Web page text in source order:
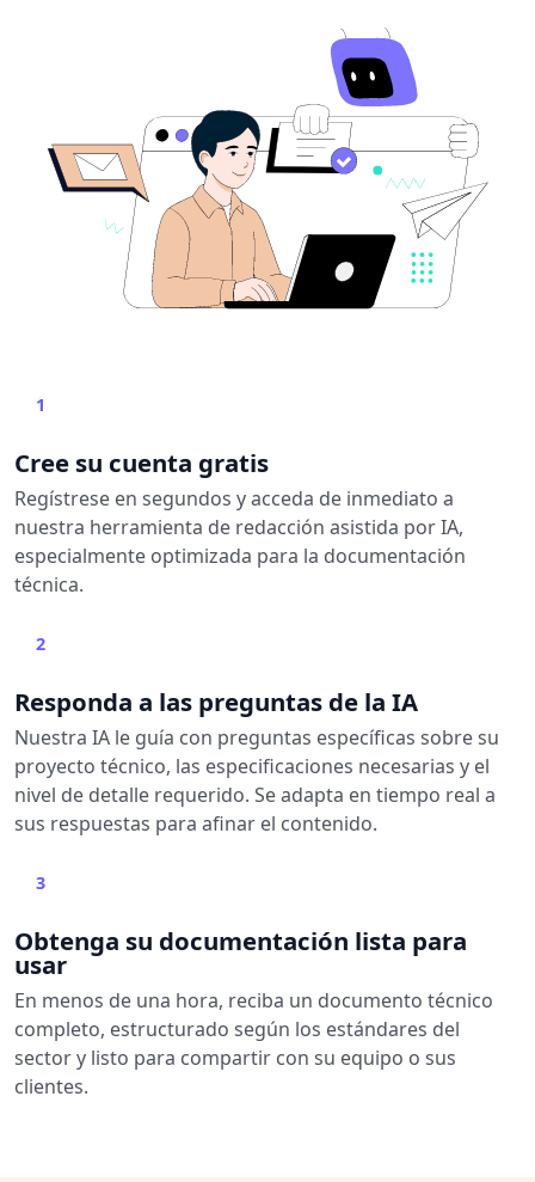
1
Cree su cuenta gratis
Regístrese en segundos y acceda de inmediato a
nuestra herramienta de redacción asistida por IA,
especialmente optimizada para la documentación
técnica.
2
Responda a las preguntas de la IA
Nuestra IA le guía con preguntas específicas sobre su
proyecto técnico, las especificaciones necesarias y el
nivel de detalle requerido. Se adapta en tiempo real a
sus respuestas para afinar el contenido.
3
Obtenga su documentación lista para
usar
En menos de una hora, reciba un documento técnico
completo, estructurado según los estándares del
sector y listo para compartir con su equipo o sus
clientes.